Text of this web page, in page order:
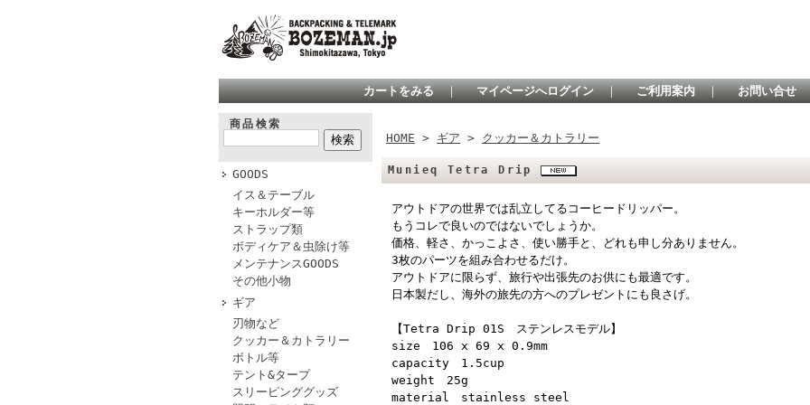
カートをみる ｜ マイページへログイン ｜ ご利用案内 ｜ お問い合せ
商品検索
GOODS
イス＆テーブル
キーホルダー等
ストラップ類
ボディケア＆虫除け等
メンテナンスGOODS
その他小物
ギア
刃物など
クッカー＆カトラリー
ボトル等
テント&タープ
スリーピンググッズ
HOME > ギア > クッカー＆カトラリー
Munieq Tetra Drip
アウトドアの世界では乱立してるコーヒードリッパー。
もうコレで良いのではないでしょうか。
価格、軽さ、かっこよさ、使い勝手と、どれも申し分ありません。
3枚のパーツを組み合わせるだけ。
アウトドアに限らず、旅行や出張先のお供にも最適です。
日本製だし、海外の旅先の方へのプレゼントにも良さげ。
【Tetra Drip 01S ステンレスモデル】
size 106 x 69 x 0.9mm
capacity 1.5cup
weight 25g
material stainless steel